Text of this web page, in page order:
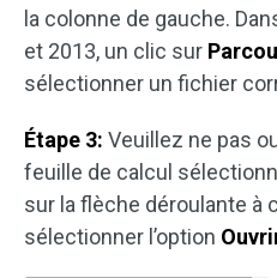
la colonne de gauche.
et 2013, un clic sur
sélectionner un fichier
Étape 3: Veuillez ne pas
feuille de calcul
sur la flèche déroulante à
sélectionner l’option